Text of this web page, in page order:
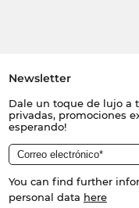
Newsletter
Dale un toque de lujo a
privadas, promociones
esperando!
You can find further
personal data here